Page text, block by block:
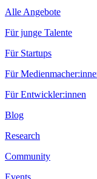
Alle Angebote
Für junge Talente
Für Startups
Für
Für Entwickler:innen
Blog
Research
Community
Events